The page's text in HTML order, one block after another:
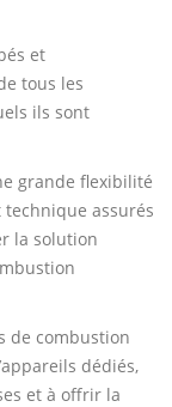
et
tous les
ils sont
grande flexibilité
technique assurés
la solution
de combustion
dédiés,
et à offrir la